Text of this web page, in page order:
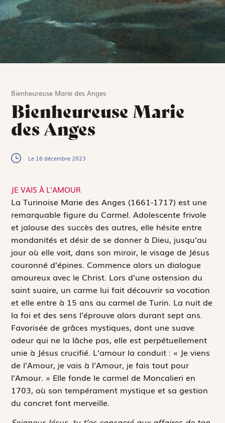
Bienheureuse Marie des Anges
Bienheureuse Marie
des Anges
Le 16 décembre 2023
JE VAIS À L’AMOUR
La Turinoise Marie des Anges (1661-1717) est une
remarquable figure du Carmel. Adolescente frivole
et jalouse des succès des autres, elle hésite entre
mondanités et désir de se donner à Dieu, jusqu’au
jour où elle voit, dans son miroir, le visage de Jésus
couronné d’épines. Commence alors un dialogue
amoureux avec le Christ. Lors d’une ostension du
saint suaire, un carme lui fait découvrir sa vocation
et elle entre à 15 ans au carmel de Turin. La nuit de
la foi et des sens l’éprouve alors durant sept ans.
Favorisée de grâces mystiques, dont une suave
odeur qui ne la lâche pas, elle est perpétuellement
unie à Jésus crucifié. L’amour la conduit : « Je viens
de l’Amour, je vais à l’Amour, je fais tout pour
l’Amour. » Elle fonde le carmel de Moncalieri en
1703, où son tempérament mystique et sa gestion
du concret font merveille.